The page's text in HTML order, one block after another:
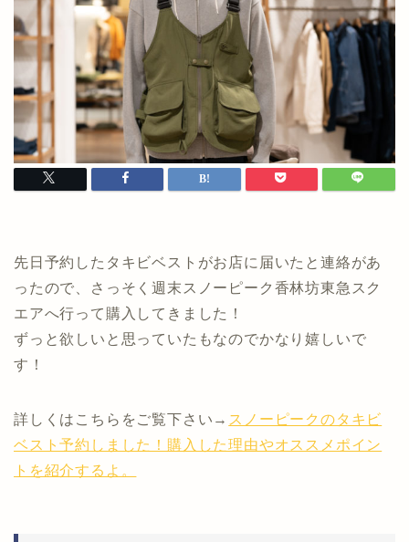
先日予約したタキビベストがお店に届いたと連絡があ
ったので、さっそく週末スノーピーク香林坊東急スク
エアへ行って購入してきました！
ずっと欲しいと思っていたもなのでかなり嬉しいで
す！
詳しくはこちらをご覧下さい→ スノーピークのタキビ
ベスト予約しました！購入した理由やオススメポイン
トを紹介するよ。